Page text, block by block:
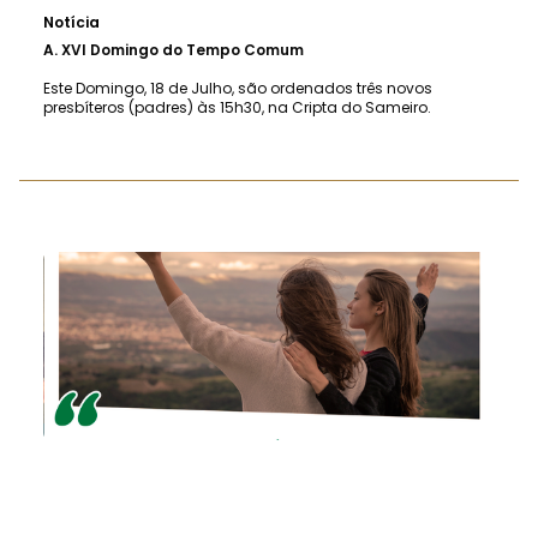
Notícia
A.XVI Domingo do Tempo Comum
Este Domingo, 18 de Julho, são ordenados três novos
presbíteros (padres) às 15h30, na Cripta do Sameiro.